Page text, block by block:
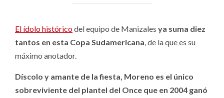
El ídolo históricodel equipo de Manizales ya suma diez
tantos en esta Copa Sudamericana, de la que es su
máximo anotador.
Díscolo y amante de la fiesta, Moreno es el único
sobreviviente del plantel del Once que en 2004 ganó